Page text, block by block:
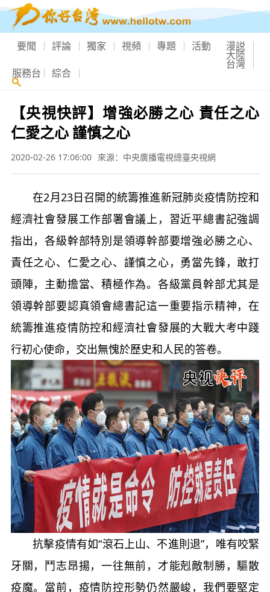
要聞 評論 獨家 視頻 專題 活動 漫説
大陸
台灣
服務台 綜合
【央視快評】增強必勝之心 責任之心
仁愛之心 謹慎之心
2020-02-26 17:06:00 來源：中央廣播電視總臺央視網
在2月23日召開的統籌推進新冠肺炎疫情防控和
經濟社會發展工作部署會議上，習近平總書記強調
指出，各級幹部特別是領導幹部要增強必勝之心、
責任之心、仁愛之心、謹慎之心，勇當先鋒，敢打
頭陣，主動擔當、積極作為。各級黨員幹部尤其是
領導幹部要認真領會總書記這一重要指示精神，在
統籌推進疫情防控和經濟社會發展的大戰大考中踐
行初心使命，交出無愧於歷史和人民的答卷。
抗擊疫情有如“滾石上山、不進則退”，唯有咬緊
牙關，鬥志昂揚，一往無前，才能剋敵制勝，驅散
疫魔。當前，疫情防控形勢仍然嚴峻，我們要堅定